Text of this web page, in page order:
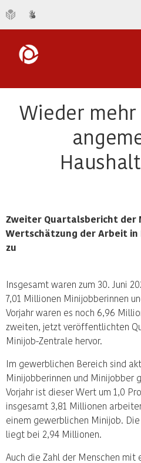
Wieder mehr
Zweiter Quartalsbericht der
Wertschätzung der Arbeit
zu
Insgesamt waren zum 30. Juni
7,01 Millionen Minijobberinnen
Vorjahr waren es noch 6,96
zweiten, jetzt veröffentlichten
Minijob-Zentrale hervor.
Im gewerblichen Bereich sind
Minijobberinnen und Minijobber
Vorjahr ist dieser Wert um 1,0
insgesamt 3,81 Millionen
einem gewerblichen Minijob.
liegt bei 2,94 Millionen.
Auch die Zahl der Menschen mit